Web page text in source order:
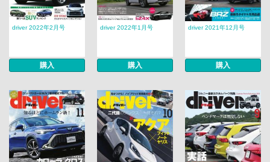
driver 2022年2月号
購入
driver 2022年1月号
購入
driver 2021年12月号
購入